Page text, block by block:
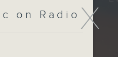
X
on Radio